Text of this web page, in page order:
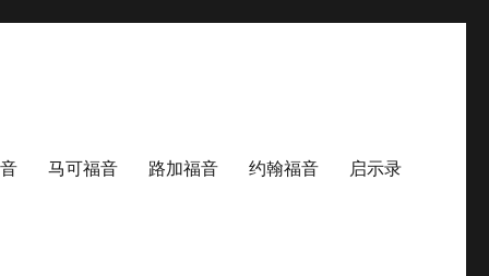
马可福音 路加福音 约翰福音 启示录